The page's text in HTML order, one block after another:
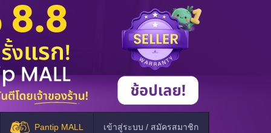
Pantip MALL เข้าสู่ระบบ / สมัครสมาชิก